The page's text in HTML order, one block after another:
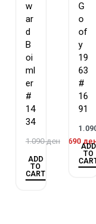
w
ar
d
B
oi
ml
er
#
14
34
1.090ден 690
ADD
TO
CART
G
o
of
y
19
63
#
16
91
ADD
TO